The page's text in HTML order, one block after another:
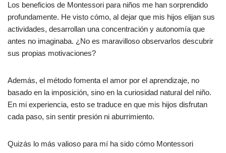
Los beneficios de Montessori para niños me han sorprendido
profundamente. He visto cómo, al dejar que mis hijos elijan sus
actividades, desarrollan una concentración y autonomía que
antes no imaginaba. ¿No es maravilloso observarlos descubrir
sus propias motivaciones?
Además, el método fomenta el amor por el aprendizaje, no
basado en la imposición, sino en la curiosidad natural del niño.
En mi experiencia, esto se traduce en que mis hijos disfrutan
cada paso, sin sentir presión ni aburrimiento.
Quizás lo más valioso para mí ha sido cómo Montessori